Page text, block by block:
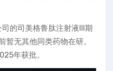
的司美格鲁肽注射液III期
暂无其他同类药物在研。
年获批。